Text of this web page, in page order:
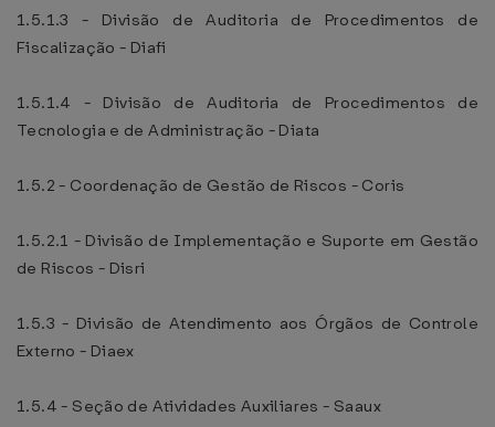
1.5.1.3 - Divisão de Auditoria de Procedimentos de
Fiscalização - Diafi
1.5.1.4 - Divisão de Auditoria de Procedimentos de
Tecnologia e de Administração - Diata
1.5.2 - Coordenação de Gestão de Riscos - Coris
1.5.2.1 - Divisão de Implementação e Suporte em Gestão
de Riscos - Disri
1.5.3 - Divisão de Atendimento aos Órgãos de Controle
Externo - Diaex
1.5.4 - Seção de Atividades Auxiliares - Saaux